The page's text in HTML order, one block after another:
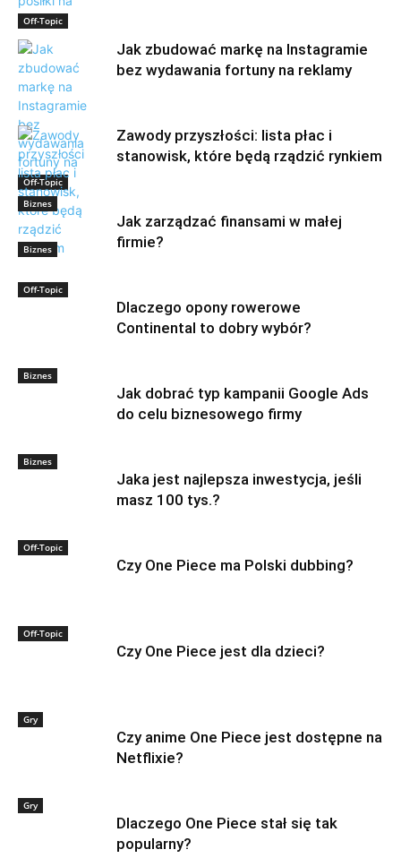
Off-Topic
Off-Topic
Jak zbudować markę na Instagramie
bez wydawania fortuny na reklamy
Biznes
Zawody przyszłości: lista płac i
stanowisk, które będą rządzić rynkiem
Biznes
Jak zarządzać finansami w małej
firmie?
Off-Topic
Dlaczego opony rowerowe
Continental to dobry wybór?
Biznes
Jak dobrać typ kampanii Google Ads
do celu biznesowego firmy
Biznes
Jaka jest najlepsza inwestycja, jeśli
masz 100 tys.?
Off-Topic
Czy One Piece ma Polski dubbing?
Off-Topic
Czy One Piece jest dla dzieci?
Gry
Czy anime One Piece jest dostępne na
Netflixie?
Gry
Dlaczego One Piece stał się tak
popularny?